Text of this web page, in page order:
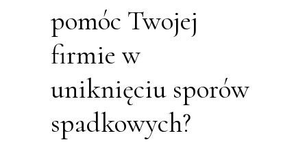
pomóc Twojej
firmie w
uniknięciu sporów
spadkowych?